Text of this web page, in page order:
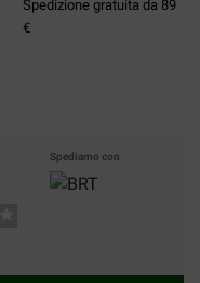
Spedizione gratuita da 89
€
Spediamo con